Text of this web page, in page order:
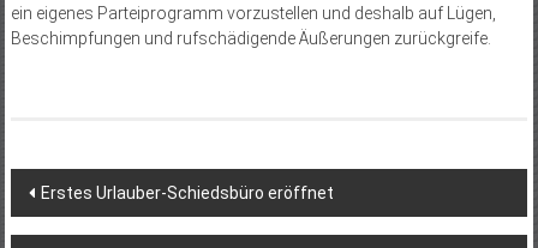
ein eigenes Parteiprogramm vorzustellen und deshalb auf Lügen,
Beschimpfungen und rufschädigende Äußerungen zurückgreife.
Beitragsnavigation
Erstes Urlauber-Schiedsbüro eröffnet